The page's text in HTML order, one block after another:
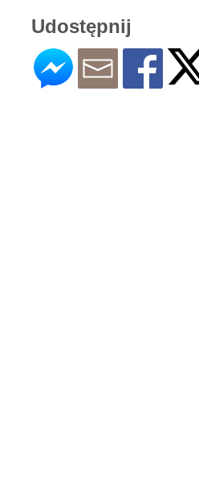
Udostępnij